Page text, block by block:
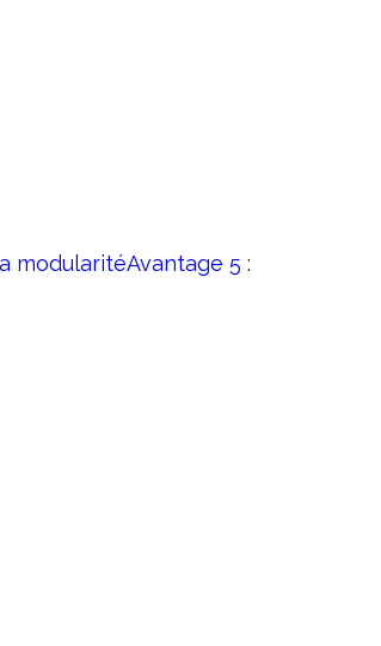
modularitéAvantage 5 :